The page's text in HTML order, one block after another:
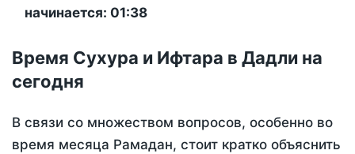
начинается: 01:38
Время Сухура и Ифтара в Дадли на
сегодня
В связи со множеством вопросов, особенно во
время месяца Рамадан, стоит кратко объяснить